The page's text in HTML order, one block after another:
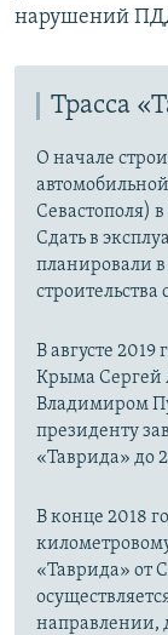
нарушений
Трасса
О начале
Севастополя)
Сдать в
планировали в
строительства
В августе
Крыма Сергей
Владимиром
президенту
«Таврида» до
В конце 2018
«Таврида» от
направлении,